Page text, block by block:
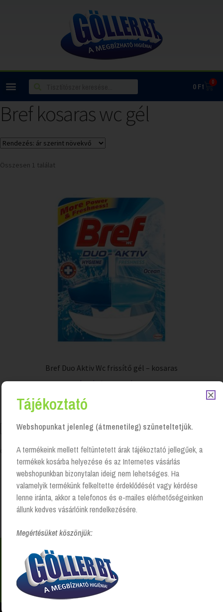
0Ft 0
Bref kosaras wc gél
Összesen 1 találat
Bref Duo Aktiv Wc frissítő gél – kosaras
Login to see prices
Összesen 1 találat
Kezdőlap
“Bref kosaras wc gél” címkével rendelkező
termékek
Nem találsz valamit? Hívj és segítünk Hétfőtől -
péntekig 8:00 -17:00 +36 20 223 8470
Tájékoztató
Webshopunkat jelenleg (átmenetileg) szüneteltetjük.
A termékeink mellett feltüntetett árak tájékoztató jellegűek, a
termékek kosárba helyezése és az Internetes vásárlás
webshopunkban bizonytalan ideig nem lehetséges. Ha
valamelyik termékünk felkeltette érdeklődését vagy kérdése
lenne iránta, akkor a telefonos és e-mailes elérhetőségeinken
állunk kedves vásárlóink rendelkezésére.
Megértésüket köszönjük: